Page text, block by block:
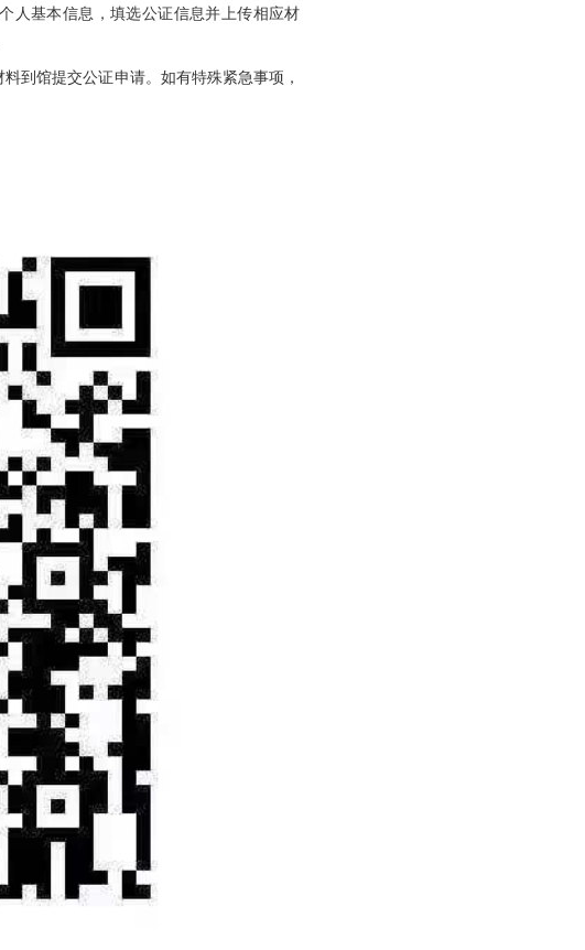
人基本信息，填选公证信息并上传相应材
到馆提交公证申请。如有特殊紧急事项，